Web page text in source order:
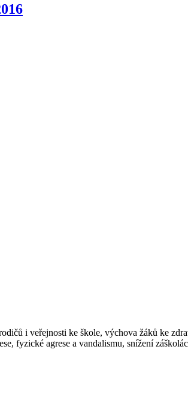
i veřejnosti ke škole, výchova žáků ke
fyzické agrese a vandalismu, snížení